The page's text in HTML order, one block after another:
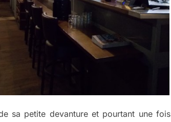
sa petite devanture et pourtant une fois